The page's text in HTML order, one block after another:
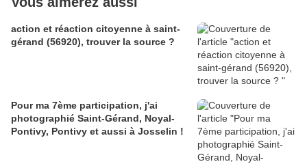
action et réaction citoyenne à saint-
gérand (56920), trouver la source ?
Pour ma 7ème participation, j'ai
photographié Saint-Gérand, Noyal-
Pontivy, Pontivy et aussi à Josselin !